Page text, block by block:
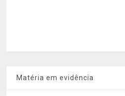
Matéria em evidência